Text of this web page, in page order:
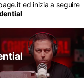
ed inizia a seguire